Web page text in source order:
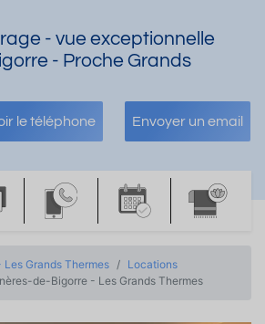
- vue exceptionnelle
- Proche Grands
le téléphone Envoyer un email
Grands Thermes
Locations
de-Bigorre - Les Grands Thermes